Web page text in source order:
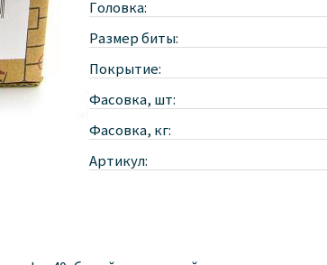
Головка:
Размер биты:
Покрытие:
Фасовка, шт:
Фасовка, кг:
Артикул: